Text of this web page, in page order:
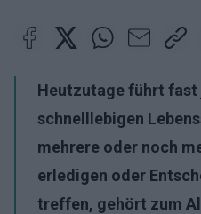
Heutzutage führt fast
schnelllebigen
mehrere oder noch
erledigen oder
treffen, gehört zum